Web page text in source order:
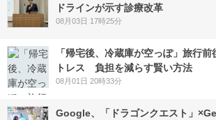
ドラインが示す診療改革
08月03日 17時25分
「帰宅後、冷蔵庫が空っぽ」旅行
トレス 負担を減らす賢い方法
08月01日 20時33分
Google、「ドラゴンクエスト」